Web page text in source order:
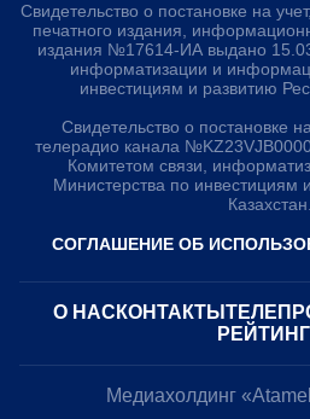
Свидетельство о постановке на
печатного издания,
издания №17614-ИА выдано
информатизации и
инвестициям и развитию
Свидетельство о постановке
телерадио канала
Комитетом связи,
Министерства по инвестициям
Казахстан.
СОГЛАШЕНИЕ ОБ
О НАС КОНТАКТЫ
Медиахолдинг